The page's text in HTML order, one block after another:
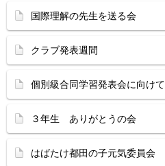
国際理解の先生を送る会
クラブ発表週間
個別級合同学習発表会に向けて
３年生 ありがとうの会
はばたけ都田の子元気委員会